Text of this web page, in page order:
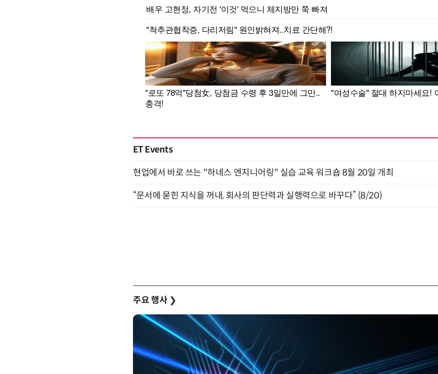
ET Events
현업에서 바로 쓰는 "하네스 엔지니어링" 실습 교육 워크숍 8월 20일 개최
“문서에 묻힌 지식을 꺼내, 회사의 판단력과 실행력으로 바꾸다” (8/20)
주요 행사 ❯